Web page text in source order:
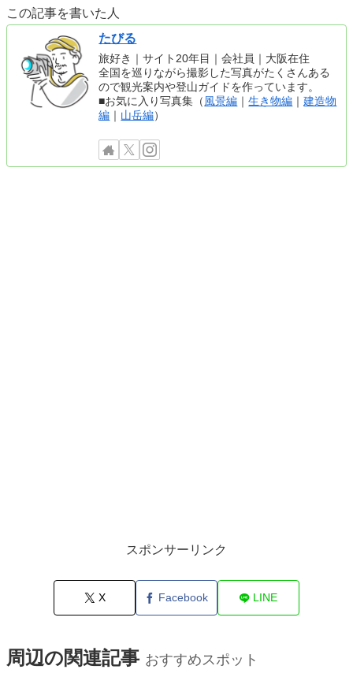
この記事を書いた人
たびる
旅好き｜サイト20年目｜会社員｜大阪在住
全国を巡りながら撮影した写真がたくさんある
ので観光案内や登山ガイドを作っています。
■お気に入り写真集（ 風景編 ｜生き物編 ｜建造物
編 ｜ 山岳編）
スポンサーリンク
X Facebook LINE
周辺の関連記事 おすすめスポット